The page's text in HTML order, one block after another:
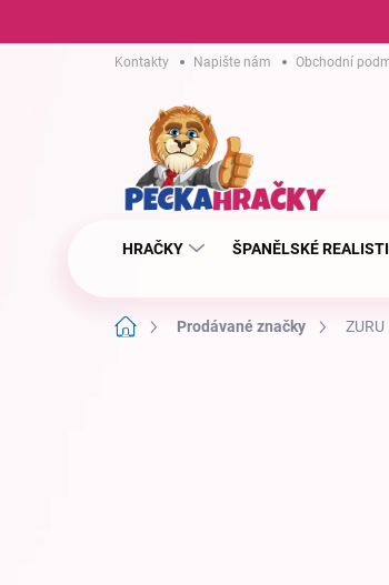
Kontakty Napište nám Obchodní
HRAČKY ŠPANĚLSKÉ
Domů Prodávané značky ZURU